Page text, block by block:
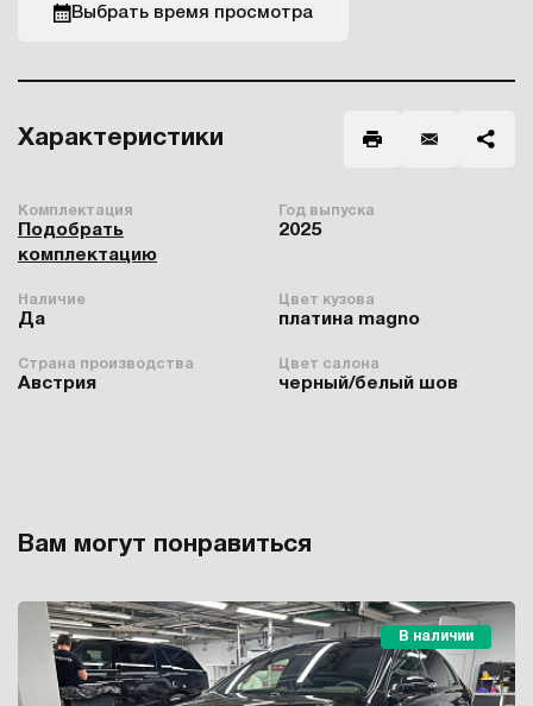
Выбрать время просмотра
Характеристики
Комплектация
Подобрать
комплектацию
Год выпуска
2025
Наличие
Да
Цвет кузова
платина magno
Страна производства
Австрия
Цвет салона
черный/белый шов
Вам могут понравиться
В наличии